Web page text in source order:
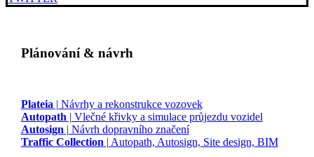
Plánování & návrh
Plateia | Návrhy a rekonstrukce vozovek
Autopath | Vlečné křivky a simulace průjezdu vozidel
Autosign | Návrh dopravního značení
Traffic Collection | Autopath, Autosign, Site design, BIM